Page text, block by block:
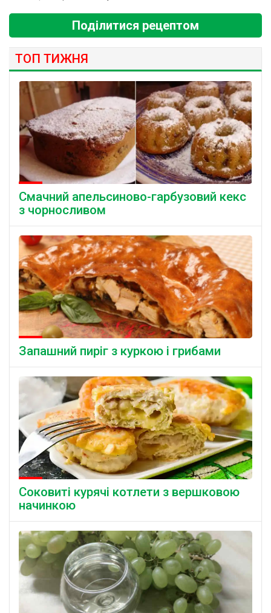
Поділитися рецептом
ТОП ТИЖНЯ
Смачний апельсиново-гарбузовий кекс
з чорносливом
Запашний пиріг з куркою і грибами
Соковиті курячі котлети з вершковою
начинкою